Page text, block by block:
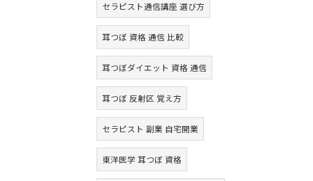
セラピスト通信講座 選び方
耳つぼ 資格 通信 比較
耳つぼダイエット 資格 通信
耳つぼ 反射区 覚え方
セラピスト 副業 自宅開業
東洋医学 耳つぼ 資格